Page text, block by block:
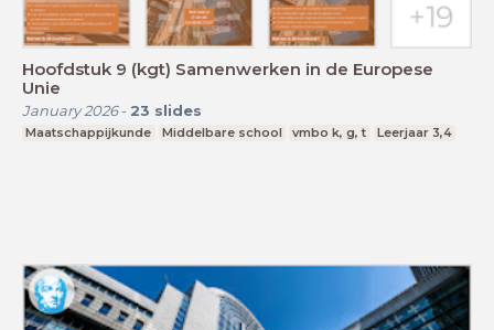
Hoofdstuk 9 (kgt) Samenwerken in de Europese
Unie
January 2026- 23 slides
Maatschappijkunde Middelbare school vmbo k, g, t Leerjaar 3,4